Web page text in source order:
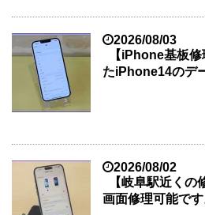
2026/08/03
【iPhone基板
たiPhone14のデ
2026/08/02
【岐阜駅近くの
画面修理可能で